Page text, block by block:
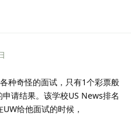
种奇怪的面试，只有1个彩票般
请结果。该学校US News排名
给他面试的时候，